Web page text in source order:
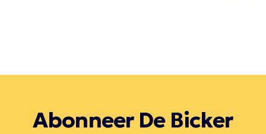
Abonneer De Bicker